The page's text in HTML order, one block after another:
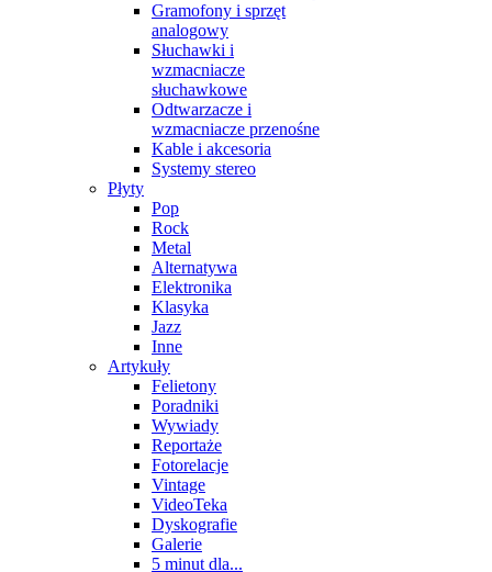
Gramofony i sprzęt
analogowy
Słuchawki i
wzmacniacze
słuchawkowe
Odtwarzacze i
wzmacniacze przenośne
Kable i akcesoria
Systemy stereo
Płyty
Pop
Rock
Metal
Alternatywa
Elektronika
Klasyka
Jazz
Inne
Artykuły
Felietony
Poradniki
Wywiady
Reportaże
Fotorelacje
Vintage
VideoTeka
Dyskografie
Galerie
5 minut dla...